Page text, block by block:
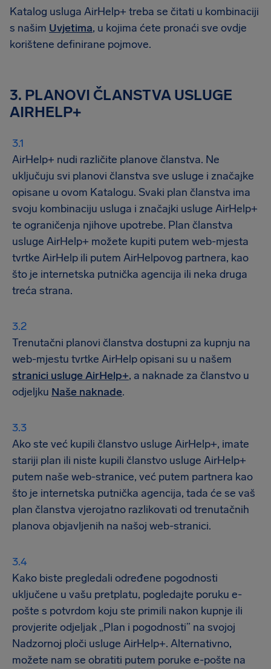
Katalog usluga AirHelp+ treba se čitati u kombinaciji
s našim Uvjetima, u kojima ćete pronaći sve ovdje
korištene definirane pojmove.
3. PLANOVI ČLANSTVA USLUGE
AIRHELP+
AirHelp+ nudi različite planove članstva. Ne
uključuju svi planovi članstva sve usluge i značajke
opisane u ovom Katalogu. Svaki plan članstva ima
svoju kombinaciju usluga i značajki usluge AirHelp+
te ograničenja njihove upotrebe. Plan članstva
usluge AirHelp+ možete kupiti putem web-mjesta
tvrtke AirHelp ili putem AirHelpovog partnera, kao
što je internetska putnička agencija ili neka druga
treća strana.
Trenutačni planovi članstva dostupni za kupnju na
web-mjestu tvrtke AirHelp opisani su u našem
stranici usluge AirHelp+, a naknade za članstvo u
odjeljku Naše naknade.
Ako ste već kupili članstvo usluge AirHelp+, imate
stariji plan ili niste kupili članstvo usluge AirHelp+
putem naše web-stranice, već putem partnera kao
što je internetska putnička agencija, tada će se vaš
plan članstva vjerojatno razlikovati od trenutačnih
planova objavljenih na našoj web-stranici.
Kako biste pregledali određene pogodnosti
uključene u vašu pretplatu, pogledajte poruku e-
pošte s potvrdom koju ste primili nakon kupnje ili
provjerite odjeljak „Plan i pogodnosti” na svojoj
Nadzornoj ploči usluge AirHelp+. Alternativno,
možete nam se obratiti putem poruke e-pošte na